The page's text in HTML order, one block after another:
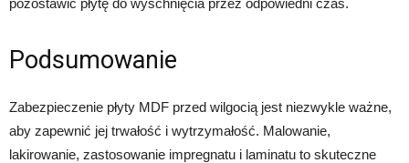
pozostawić płytę do wyschnięcia przez odpowiedni czas.
Podsumowanie
Zabezpieczenie płyty MDF przed wilgocią jest niezwykle ważne,
aby zapewnić jej trwałość i wytrzymałość. Malowanie,
lakirowanie, zastosowanie impregnatu i laminatu to skuteczne